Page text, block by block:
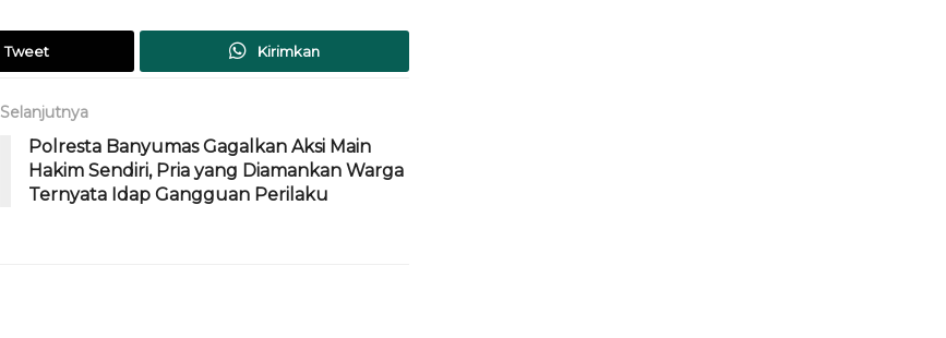
Tweet Kirimkan
Selanjutnya
Polresta Banyumas Gagalkan Aksi Main
Hakim Sendiri, Pria yang Diamankan Warga
Ternyata Idap Gangguan Perilaku